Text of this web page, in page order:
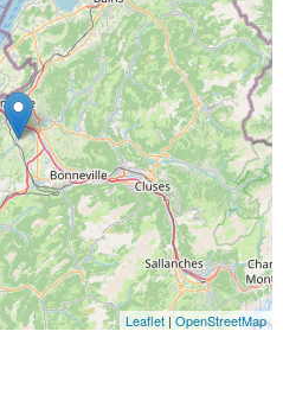
Leaflet |OpenStreetMap